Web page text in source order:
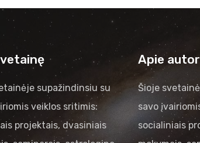
supažindinsiu su
veiklos sritimis:
projektais, dvasiniais
Apie
Šioje
savo
socialiniais